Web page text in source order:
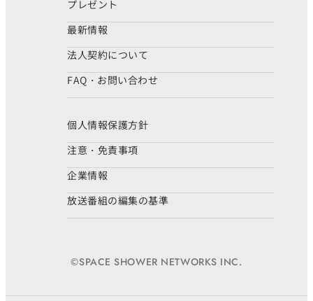
プレゼント
最新情報
法人契約について
FAQ・お問い合わせ
個人情報保護方針
注意・免責事項
企業情報
放送番組の編集の基準
©SPACE SHOWER NETWORKS INC.